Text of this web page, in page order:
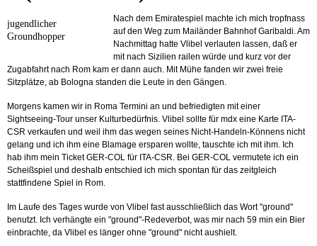
jugendlicher
Groundhopper
Nach dem Emiratespiel machte ich mich tropfnass
auf den Weg zum Mailänder Bahnhof Garibaldi. Am
Nachmittag hatte Vlibel verlauten lassen, daß er
mit nach Sizilien railen würde und kurz vor der
Zugabfahrt nach Rom kam er dann auch. Mit Mühe fanden wir zwei freie
Sitzplätze, ab Bologna standen die Leute in den Gängen.
Morgens kamen wir in Roma Termini an und befriedigten mit einer
Sightseeing-Tour unser Kulturbedürfnis. Vlibel sollte für mdx eine Karte ITA-
CSR verkaufen und weil ihm das wegen seines Nicht-Handeln-Könnens nicht
gelang und ich ihm eine Blamage ersparen wollte, tauschte ich mit ihm. Ich
hab ihm mein Ticket GER-COL für ITA-CSR. Bei GER-COL vermutete ich ein
Scheißspiel und deshalb entschied ich mich spontan für das zeitgleich
stattfindene Spiel in Rom.
Im Laufe des Tages wurde von Vlibel fast ausschließlich das Wort "ground"
benutzt. Ich verhängte ein "ground"-Redeverbot, was mir nach 59 min ein Bier
einbrachte, da Vlibel es länger ohne "ground" nicht aushielt.